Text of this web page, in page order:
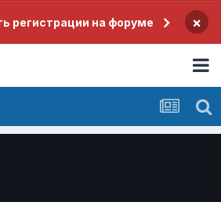
регистрации на форуме ×